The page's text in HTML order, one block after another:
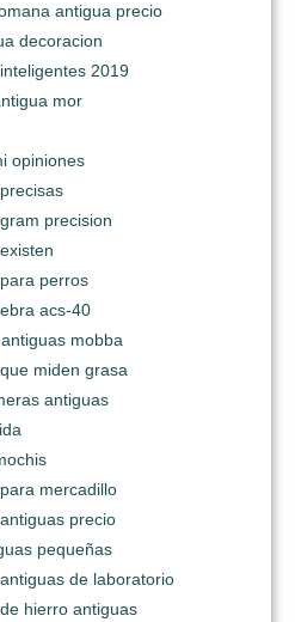
antigua precio
decoracion
2019
mor
opiniones
precision
perros
acs-40
mobba
miden grasa
antiguas
mercadillo
precio
pequeñas
de laboratorio
hierro antiguas